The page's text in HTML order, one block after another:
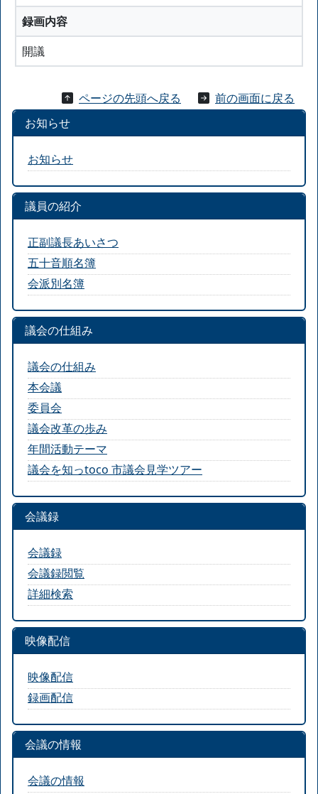
録画内容
開議
ページの先頭へ戻る
前の画面に戻る
お知らせ
お知らせ
議員の紹介
正副議長あいさつ
五十音順名簿
会派別名簿
議会の仕組み
議会の仕組み
本会議
委員会
議会改革の歩み
年間活動テーマ
議会を知っtoco 市議会見学ツアー
会議録
会議録
会議録閲覧
詳細検索
映像配信
映像配信
録画配信
会議の情報
会議の情報